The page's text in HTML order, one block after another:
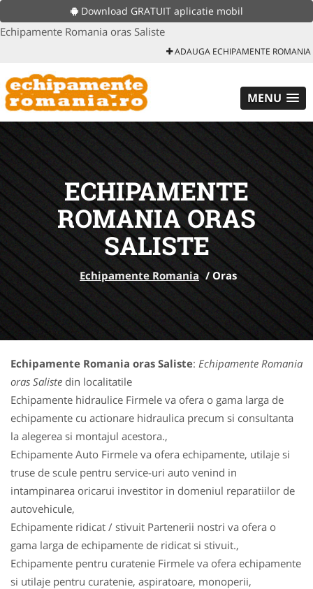
Download GRATUIT aplicatie mobil
Echipamente Romania oras Saliste
ADAUGA ECHIPAMENTE ROMANIA
MENU
ECHIPAMENTE
ROMANIA ORAS
SALISTE
Echipamente Romania / Oras
Echipamente Romania oras Saliste: Echipamente Romania
oras Saliste din localitatile
Echipamente hidraulice Firmele va ofera o gama larga de
echipamente cu actionare hidraulica precum si consultanta
la alegerea si montajul acestora.,
Echipamente Auto Firmele va ofera echipamente, utilaje si
truse de scule pentru service-uri auto venind in
intampinarea oricarui investitor in domeniul reparatiilor de
autovehicule,
Echipamente ridicat / stivuit Partenerii nostri va ofera o
gama larga de echipamente de ridicat si stivuit.,
Echipamente pentru curatenie Firmele va ofera echipamente
si utilaje pentru curatenie, aspiratoare, monoperii,